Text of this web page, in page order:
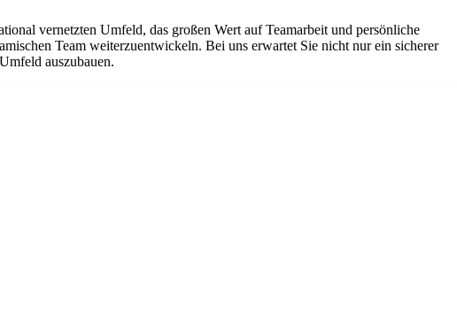
vernetzten Umfeld, das großen Wert auf Teamarbeit und persönliche
Team weiterzuentwickeln. Bei uns erwartet Sie nicht nur ein sicherer
auszubauen.